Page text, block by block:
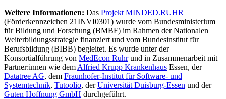
Weitere Informationen: Das Projekt MINDED.RUHR
(Förderkennzeichen 21INVI0301) wurde vom Bundesministerium
für Bildung und Forschung (BMBF) im Rahmen der Nationalen
Weiterbildungsstrategie finanziert und vom Bundesinstitut für
Berufsbildung (BIBB) begleitet. Es wurde unter der
Konsortialführung von MedEcon Ruhrund in Zusammenarbeit mit
Partner:innen wie dem Alfried Krupp Krankenhaus Essen, der
Datatree AG, dem Fraunhofer-Institut für Software- und
Systemtechnik, Tutoolio, derUniversität Duisburg-Essen und der
Guten Hoffnung GmbH durchgeführt.